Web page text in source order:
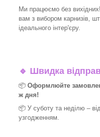
Ми працюємо без
вам з вибором карнизів,
ідеального інтер'єру.​
🔹 Швидка
📦 Оформлюйте
ж дня!
📦 У суботу та неділю –
узгодженням.